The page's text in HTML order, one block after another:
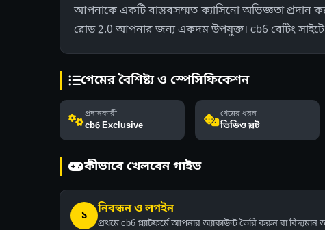
আপনাকে একটি বাস্তবসম্মত ক্যাসিনো অভিজ্ঞতা
রোড 2.0 আপনার জন্য একদম উপযুক্ত। cb6 বেটিং সাইটে
গেমের বৈশিষ্ট্য ও স্পেসিফিকেশন
প্রদানকারী
cb6 Exclusive
গেমের ধরন
ভিডিও স্লট
কীভাবে খেলবেন গাইড
১ নিবন্ধন ও লগইন
প্রথমে cb6 প্ল্যাটফর্মে আপনার অ্যাকাউন্ট তৈরি করুন বা